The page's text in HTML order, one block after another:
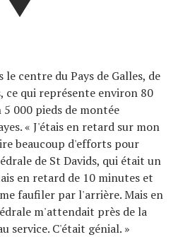
le centre du Pays de Galles, de
ce qui représente environ 80
000 pieds de montée
« J'étais en retard sur mon
beaucoup d'efforts pour
de St Davids, qui était un
en retard de 10 minutes et
faufiler par l'arrière. Mais en
m'attendait près de la
service. C'était génial. »